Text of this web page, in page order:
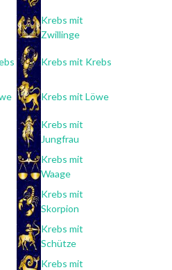
Krebs mit
Zwillinge
Krebs mit Krebs
Krebs mit Löwe
Krebs mit
Jungfrau
Krebs mit
Waage
Krebs mit
Skorpion
Krebs mit
Schütze
Krebs mit